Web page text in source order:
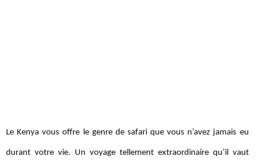
Le Kenya vous offre le genre de safari que vous n’avez jamais eu
durant votre vie. Un voyage tellement extraordinaire qu’il vaut